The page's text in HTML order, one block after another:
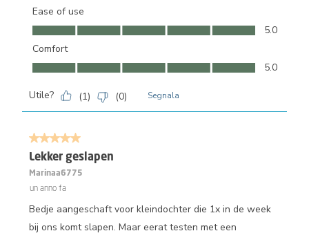
Ease of use
Ease of use, 5.0 su 5
5.0
Comfort
Comfort, 5.0 su 5
5.0
Utile? (1) (0) Segnala
5 su 5 stelle.
Lekker geslapen
Marinaa6775
un anno fa
Bedje aangeschaft voor kleindochter die 1x in de week
bij ons komt slapen. Maar eerat testen met een